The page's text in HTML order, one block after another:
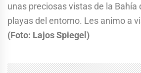
unas preciosas vistas de la Bahía
playas del entorno. Les animo a
(Foto: Lajos Spiegel)